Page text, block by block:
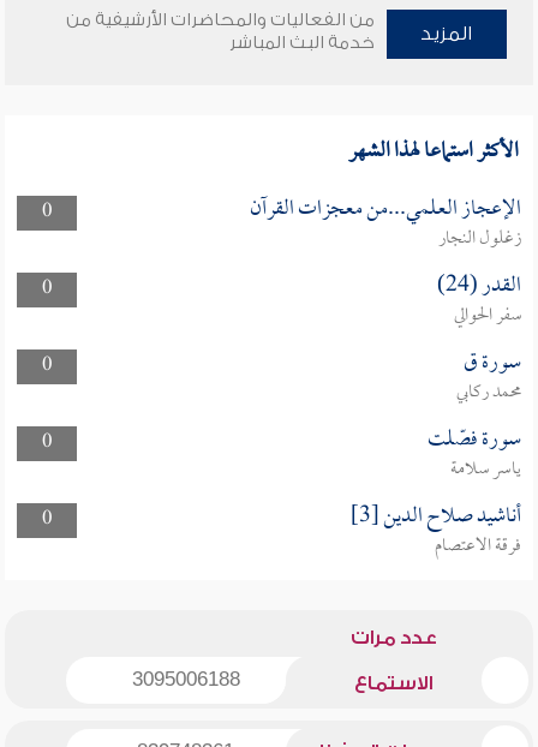
المزيد
من الفعاليات والمحاضرات الأرشيفية من
خدمة البث المباشر
الأكثر استماعا لهذا الشهر
0 الإعجاز العلمي...من معجزات القرآن
زغلول النجار
0
القدر (24)
سفر الحوالي
0
سورة ق
محمد ركابي
0
سورة فصّلت
ياسر سلامة
0
أناشيد صلاح الدين [3]
فرقة الاعتصام
عدد مرات
الاستماع 3095006188